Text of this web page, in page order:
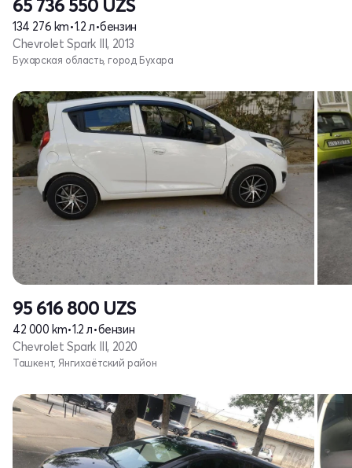
65 736 550 UZS
134 276 km•1.2 л•бензин
Chevrolet Spark III, 2013
Бухарская область, город Бухара
95 616 800 UZS
42 000 km•1.2 л•бензин
Chevrolet Spark III, 2020
Ташкент, Янгихаётский район